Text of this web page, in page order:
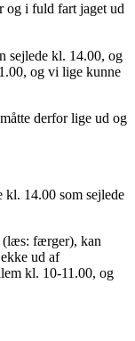
og i fuld fart jaget ud
sejlede kl. 14.00, og
og vi lige kunne
derfor lige ud og
14.00 som sejlede
(læs: færger), kan
ud af
kl. 10-11.00, og